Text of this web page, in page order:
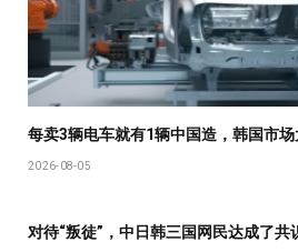
每卖3辆电车就有1辆中国造，韩国市
2026-08-05
对待“叛徒”，中日韩三国网民达成了共